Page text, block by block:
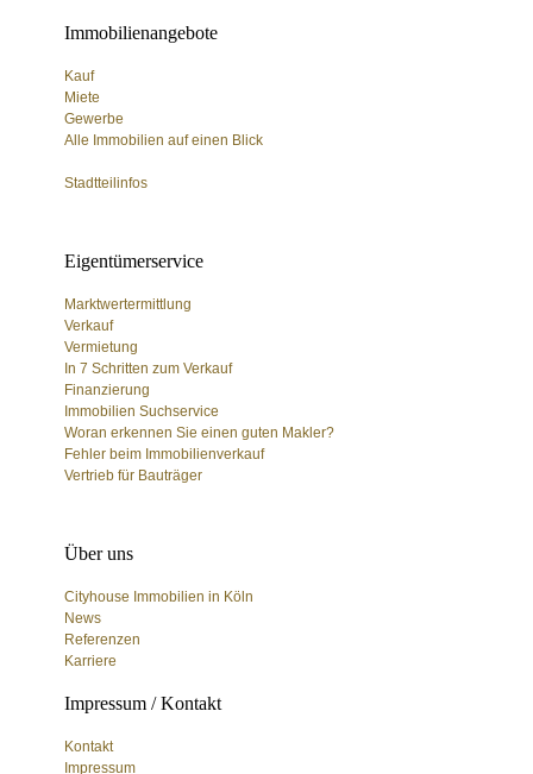
Immobilienangebote
Kauf
Miete
Gewerbe
Alle Immobilien auf einen Blick
Stadtteilinfos
Eigentümerservice
Marktwertermittlung
Verkauf
Vermietung
In 7 Schritten zum Verkauf
Finanzierung
Immobilien Suchservice
Woran erkennen Sie einen guten Makler?
Fehler beim Immobilienverkauf
Vertrieb für Bauträger
Über uns
Cityhouse Immobilien in Köln
News
Referenzen
Karriere
Impressum / Kontakt
Kontakt
Impressum